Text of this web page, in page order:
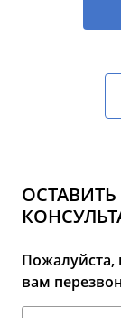
вам